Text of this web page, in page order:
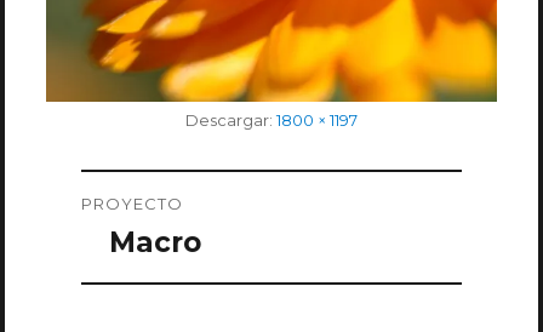
Descargar:completo
1800 × 1197
de
entradas
PROYECTO
Macro